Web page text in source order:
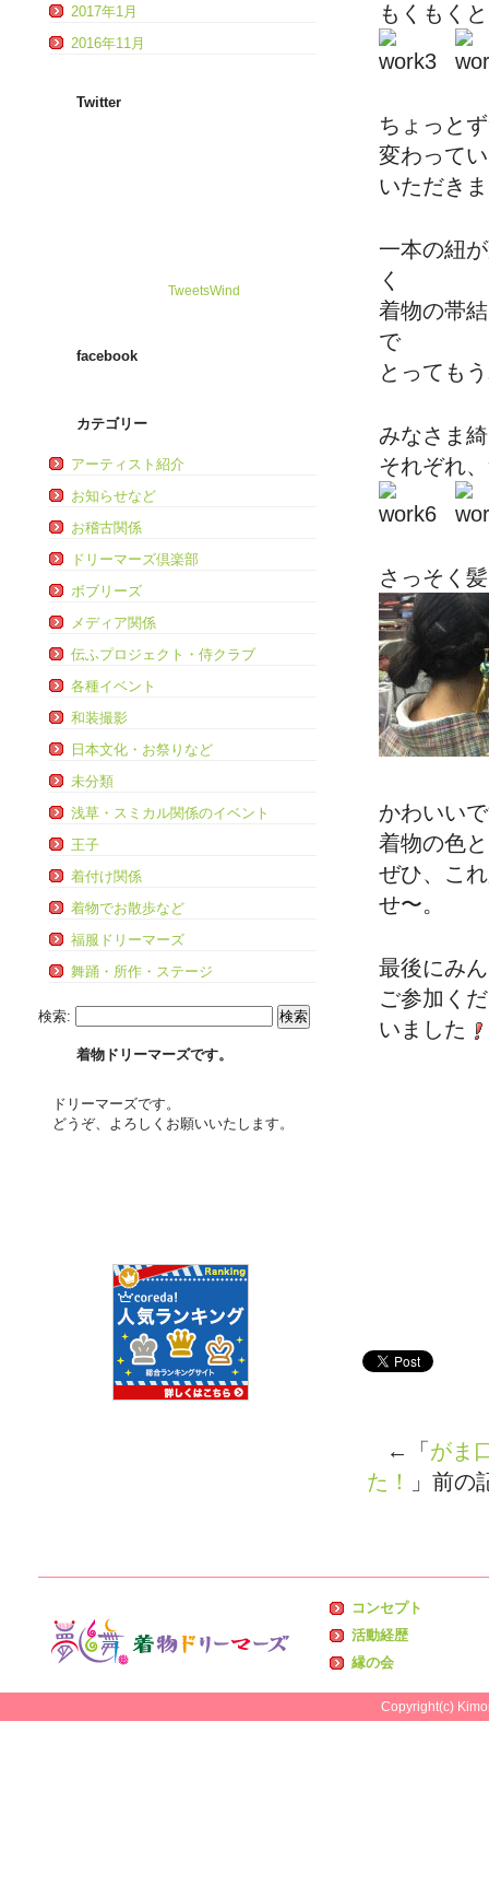
もくもく
ちょっと
変わって
いただき
一本の紐
く
着物の帯
で
とっても
みなさま
それぞれ
さっそく
かわいい
着物の色
ぜひ、こ
せ〜。
最後にみ
ご参加く
いました
←「 がま
た！
」前
2017年1月
2016年11月
Twitter
TweetsWind
facebook
カテゴリー
アーティスト紹介
お知らせなど
お稽古関係
ドリーマーズ倶楽部
ボブリーズ
メディア関係
伝ふプロジェクト・侍クラブ
各種イベント
和装撮影
日本文化・お祭りなど
未分類
浅草・スミカル関係のイベント
王子
着付け関係
着物でお散歩など
福服ドリーマーズ
舞踊・所作・ステージ
検索:
着物ドリーマーズです。
ドリーマーズです。
どうぞ、よろしくお願いいたします。
コンセプト
活動経歴
縁の会
Copyright(c)